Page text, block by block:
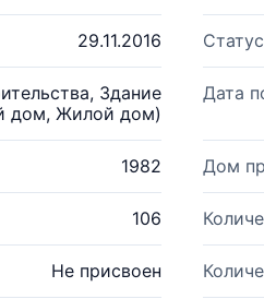
29.11.2016
Здание
дом, Жилой дом)
Дата
1982 Дом
106
Не присвоен